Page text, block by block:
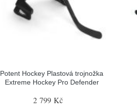
Potent Hockey Plastová trojnožka
Extreme Hockey Pro Defender
2 799 Kč